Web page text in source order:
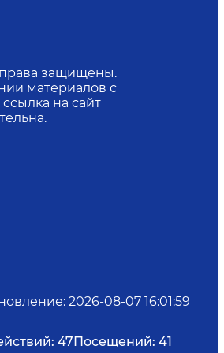
защищены.
материалов с
на сайт
: 2026-08-07 16:01:59
47Посещений: 41